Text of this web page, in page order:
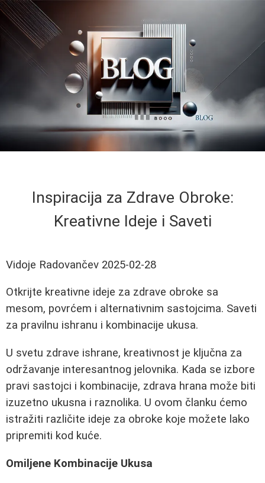
Inspiracija za Zdrave Obroke:
Kreativne Ideje i Saveti
Vidoje Radovančev 2025-02-28
Otkrijte kreativne ideje za zdrave obroke sa
mesom, povrćem i alternativnim sastojcima. Saveti
za pravilnu ishranu i kombinacije ukusa.
U svetu zdrave ishrane, kreativnost je ključna za
održavanje interesantnog jelovnika. Kada se izbore
pravi sastojci i kombinacije, zdrava hrana može biti
izuzetno ukusna i raznolika. U ovom članku ćemo
istražiti različite ideje za obroke koje možete lako
pripremiti kod kuće.
Omiljene Kombinacije Ukusa